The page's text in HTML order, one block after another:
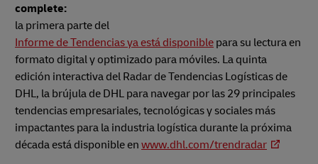
complete:
la primera parte del
Informe de Tendencias ya está disponible para su lectura en
formato digital y optimizado para móviles. La quinta
edición interactiva del Radar de Tendencias Logísticas de
DHL, la brújula de DHL para navegar por las 29 principales
tendencias empresariales, tecnológicas y sociales más
impactantes para la industria logística durante la próxima
década está disponible en www.dhl.com/trendradar